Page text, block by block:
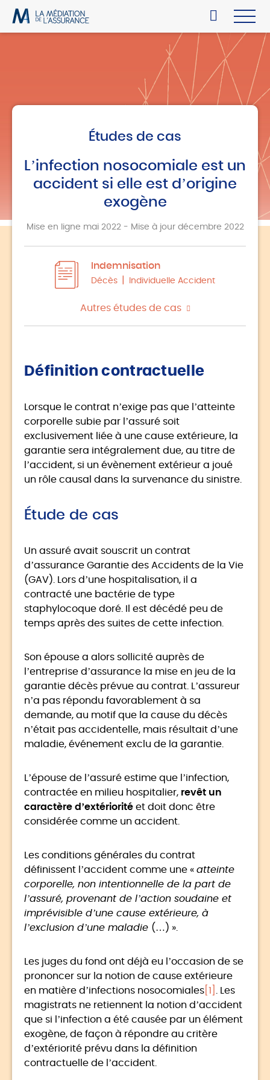
Études de cas
L’infection nosocomiale est un
accident si elle est d’origine
exogène
Mise en ligne mai 2022 - Mise à jour décembre 2022
Indemnisation
Décès Individuelle Accident
Autres études de cas
Définition contractuelle
Lorsque le contrat n’exige pas que l’atteinte
corporelle subie par l’assuré soit
exclusivement liée à une cause extérieure, la
garantie sera intégralement due, au titre de
l’accident, si un évènement extérieur a joué
un rôle causal dans la survenance du sinistre.
Étude de cas
Un assuré avait souscrit un contrat
d’assurance Garantie des Accidents de la Vie
(GAV). Lors d’une hospitalisation, il a
contracté une bactérie de type
staphylocoque doré. Il est décédé peu de
temps après des suites de cette infection.
Son épouse a alors sollicité auprès de
l’entreprise d’assurance la mise en jeu de la
garantie décès prévue au contrat. L’assureur
n’a pas répondu favorablement à sa
demande, au motif que la cause du décès
n’était pas accidentelle, mais résultait d’une
maladie, événement exclu de la garantie.
L’épouse de l’assuré estime que l’infection,
contractée en milieu hospitalier, revêt un
caractère d’extériorité et doit donc être
considérée comme un accident.
Les conditions générales du contrat
définissent l’accident comme une « atteinte
corporelle, non intentionnelle de la part de
l’assuré, provenant de l’action soudaine et
imprévisible d’une cause extérieure, à
l’exclusion d’une maladie (…) ».
Les juges du fond ont déjà eu l’occasion de se
prononcer sur la notion de cause extérieure
en matière d’infections nosocomiales [1]
. Les
magistrats ne retiennent la notion d’accident
que si l’infection a été causée par un élément
exogène, de façon à répondre au critère
d’extériorité prévu dans la définition
contractuelle de l’accident.